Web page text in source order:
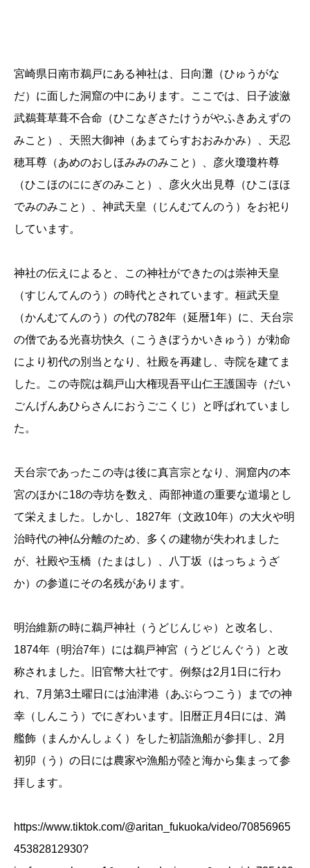
宮崎県日南市鵜戸にある神社は、日向灘（ひゅうがな
だ）に面した洞窟の中にあります。ここでは、日子波瀲
武鵜葺草葺不合命（ひこなぎさたけうがやふきあえずの
みこと）、天照大御神（あまてらすおおみかみ）、天忍
穂耳尊（あめのおしほみみのみこと）、彦火瓊瓊杵尊
（ひこほのににぎのみこと）、彦火火出見尊（ひこほほ
でみのみこと）、神武天皇（じんむてんのう）をお祀り
しています。
神社の伝えによると、この神社ができたのは崇神天皇
（すじんてんのう）の時代とされています。桓武天皇
（かんむてんのう）の代の782年（延暦1年）に、天台宗
の僧である光喜坊快久（こうきぼうかいきゅう）が勅命
により初代の別当となり、社殿を再建し、寺院を建てま
した。この寺院は鵜戸山大権現吾平山仁王護国寺（だい
ごんげんあひらさんにおうごこくじ）と呼ばれていまし
た。
天台宗であったこの寺は後に真言宗となり、洞窟内の本
宮のほかに18の寺坊を数え、両部神道の重要な道場とし
て栄えました。しかし、1827年（文政10年）の大火や明
治時代の神仏分離のため、多くの建物が失われました
が、社殿や玉橋（たまはし）、八丁坂（はっちょうざ
か）の参道にその名残があります。
明治維新の時に鵜戸神社（うどじんじゃ）と改名し、
1874年（明治7年）には鵜戸神宮（うどじんぐう）と改
称されました。旧官幣大社です。例祭は2月1日に行わ
れ、7月第3土曜日には油津港（あぶらつこう）までの神
幸（しんこう）でにぎわいます。旧暦正月4日には、満
艦飾（まんかんしょく）をした初詣漁船が参拝し、2月
初卯（う）の日には農家や漁船が陸と海から集まって参
拝します。
https://www.tiktok.com/@aritan_fukuoka/video/70856965
45382812930?